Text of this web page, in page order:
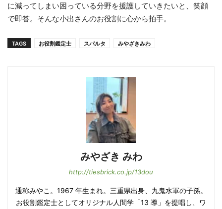
に減ってしまい困っている分野を援護していきたいと、笑顔
で即答。そんな小出さんのお役割に心から拍手。
TAGS お役割鑑定士 スパルタ みやざきみわ
みやざき みわ
http://tiesbrick.co.jp/13dou
通称みやこ。1967 年生まれ。三重県出身、九鬼水軍の子孫。
お役割鑑定士としてオリジナル人間学「13 導」を提唱し、ワ